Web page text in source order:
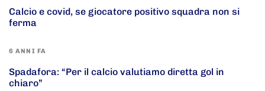
Calcio e covid, se giocatore positivo squadra non si
ferma
6 ANNI FA
Spadafora: “Per il calcio valutiamo diretta gol in
chiaro”